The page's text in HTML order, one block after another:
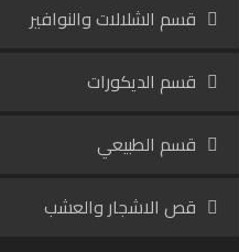
قسم الشلالات والنوافير
قسم الديكورات
قسم الطبيعي
قص الاشجار والعشب